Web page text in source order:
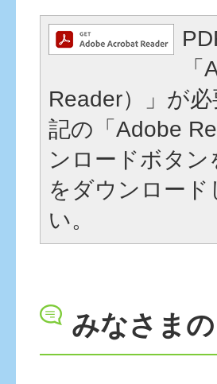
Reader）」が
記の「Adobe
ンロードボタ
をダウンロー
い。
みなさま